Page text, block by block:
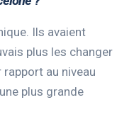
Ils avaient
plus les changer
au niveau
plus grande